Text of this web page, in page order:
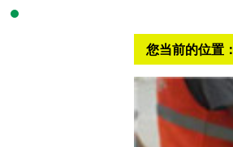
您当前的位置：